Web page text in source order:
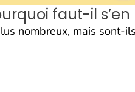
faut-il
nombreux, mais sont-